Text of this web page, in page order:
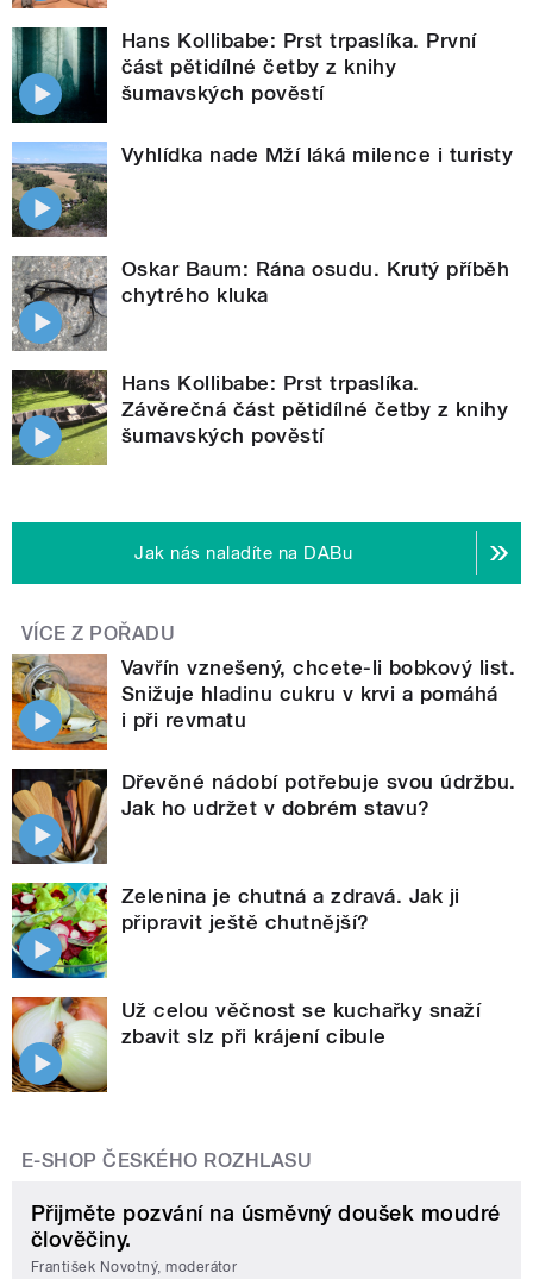
Hans Kollibabe: Prst trpaslíka. První
část pětidílné četby z knihy
šumavských pověstí
Vyhlídka nade Mží láká milence i turisty
Oskar Baum: Rána osudu. Krutý příběh
chytrého kluka
Hans Kollibabe: Prst trpaslíka.
Závěrečná část pětidílné četby z knihy
šumavských pověstí
Jak nás naladíte na DABu
VÍCE Z POŘADU
Vavřín vznešený, chcete-li bobkový list.
Snižuje hladinu cukru v krvi a pomáhá
i při revmatu
Dřevěné nádobí potřebuje svou údržbu.
Jak ho udržet v dobrém stavu?
Zelenina je chutná a zdravá. Jak ji
připravit ještě chutnější?
Už celou věčnost se kuchařky snaží
zbavit slz při krájení cibule
E-SHOP ČESKÉHO ROZHLASU
Přijměte pozvání na úsměvný doušek moudré
člověčiny.
František Novotný, moderátor